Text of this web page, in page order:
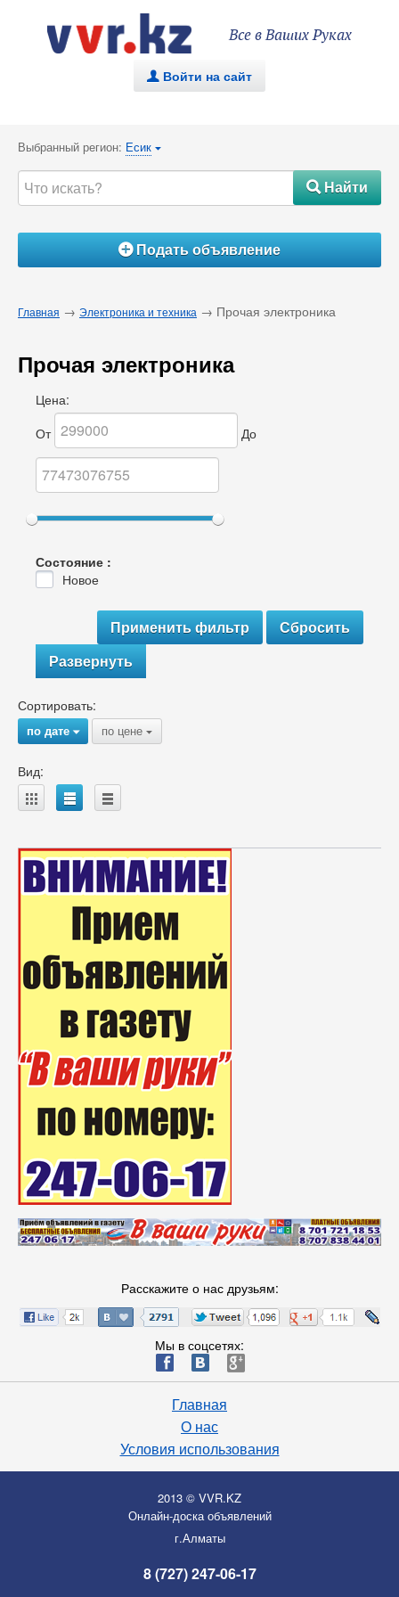
Все в Ваших Руках
. Войти на сайт
Выбранный регион: Есик {
#Найти
ÁПодать объявление
Главная → Электроника и техника → Прочая электроника
Прочая электроника
Цена:
От
До
Состояние :
Новое
Развернуть
Сортировать:
по дате{ по цене {
Вид:
A B C
Расскажите о нас друзьям:
Мы в соцсетях:
ä æ è
Главная
О нас
Условия использования
2013 © VVR.KZ
Онлайн-доска объявлений
г.Алматы
8 (727) 247-06-17